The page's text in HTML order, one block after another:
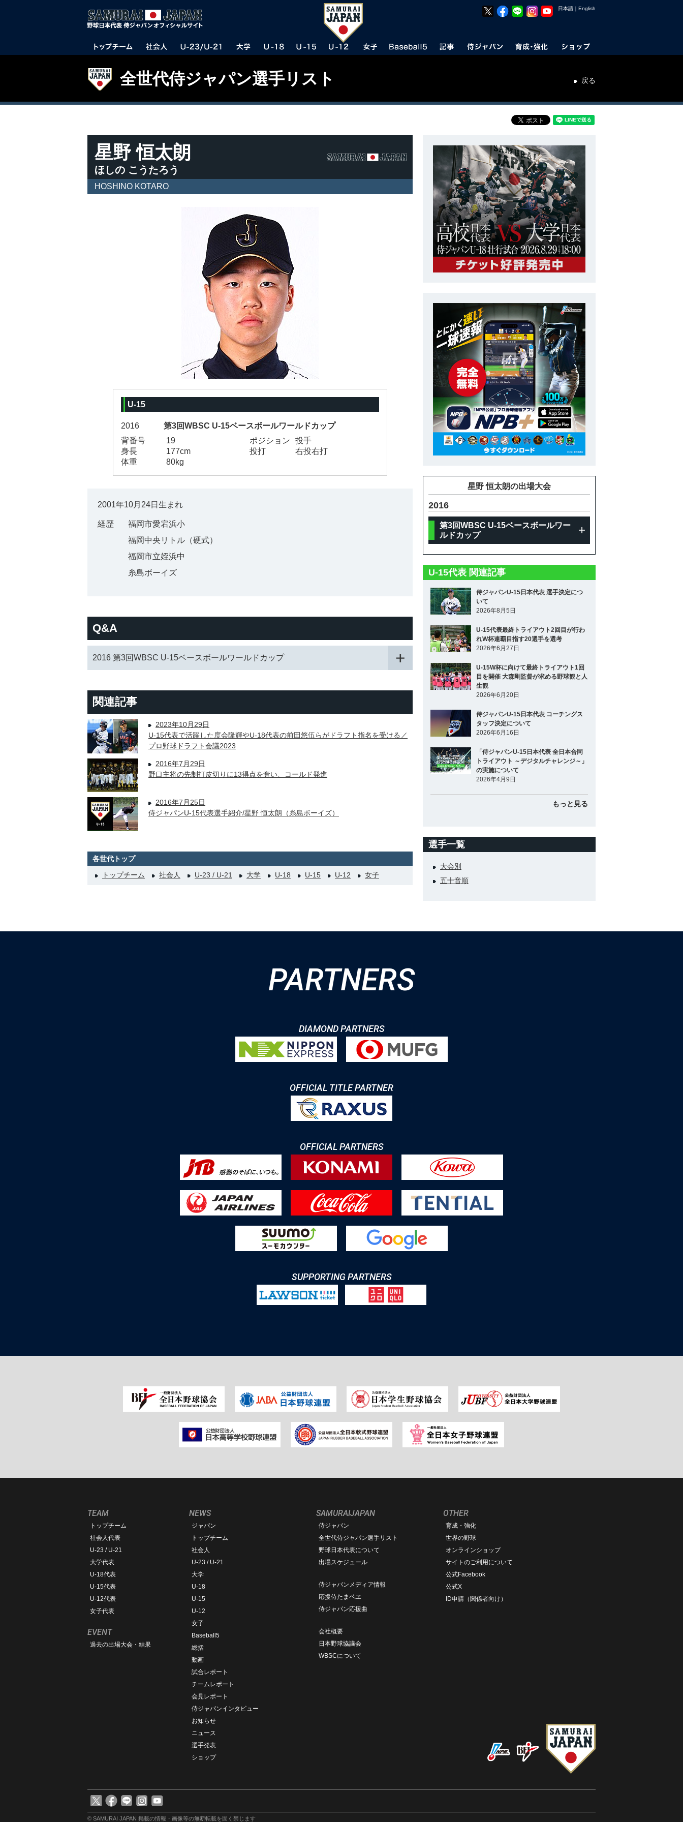
日本語 ｜ English
全世代侍ジャパン選手リスト 戻る
星野 恒太朗
ほしの こうたろう
HOSHINO KOTARO
U-15
2016
第3回WBSC U-15ベースボールワールドカップ
背番号
19 ポジション
投手
身長
177cm 投打
右投右打
体重
80kg
2001年10月24日生まれ
経歴
福岡市愛宕浜小
福岡中央リトル（硬式）
福岡市立姪浜中
糸島ボーイズ
Q&A
2016 第3回WBSC U-15ベースボールワールドカップ
関連記事
2023年10月29日
U-15代表で活躍した度会隆輝やU-18代表の前田悠伍らがドラフト指名を受ける／
プロ野球ドラフト会議2023
2016年7月29日
野口主将の先制打皮切りに13得点を奪い、コールド発進
2016年7月25日
侍ジャパンU-15代表選手紹介/星野 恒太朗（糸島ボーイズ）
各世代トップ
トップチーム
社会人 U-23 / U-21 大学 U-18 U-15 U-12 女子
星野 恒太朗の出場大会
2016
第3回WBSC U-15ベースボールワー
ルドカップ
U-15代表 関連記事
侍ジャパンU-15日本代表 選手決定につ
いて
2026年8月5日
U-15代表最終トライアウト2回目が行わ
れW杯連覇目指す20選手を選考
2026年6月27日
U-15W杯に向けて最終トライアウト1回
目を開催 大森剛監督が求める野球観と人
生観
2026年6月20日
侍ジャパンU-15日本代表 コーチングス
タッフ決定について
2026年6月16日
「侍ジャパンU-15日本代表 全日本合同
トライアウト ～デジタルチャレンジ～」
の実施について
2026年4月9日
もっと見る
選手一覧
大会別
五十音順
PARTNERS
DIAMOND PARTNERS
OFFICIAL TITLE PARTNER
OFFICIAL PARTNERS
SUPPORTING PARTNERS
TEAM
トップチーム
社会人代表
U-23 / U-21
大学代表
U-18代表
U-15代表
U-12代表
女子代表
EVENT
過去の出場大会・結果
NEWS
ジャパン
トップチーム
社会人
U-23 / U-21
大学
U-18
U-15
U-12
女子
Baseball5
総括
動画
試合レポート
チームレポート
会見レポート
侍ジャパンインタビュー
お知らせ
ニュース
選手発表
ショップ
SAMURAIJAPAN
侍ジャパン
全世代侍ジャパン選手リスト
野球日本代表について
出場スケジュール
侍ジャパンメディア情報
応援侍たまベヱ
侍ジャパン応援曲
会社概要
日本野球協議会
WBSCについて
OTHER
育成・強化
世界の野球
オンラインショップ
サイトのご利用について
公式Facebook
公式X
ID申請（関係者向け）
© SAMURAI JAPAN 掲載の情報・画像等の無断転載を固く禁じます